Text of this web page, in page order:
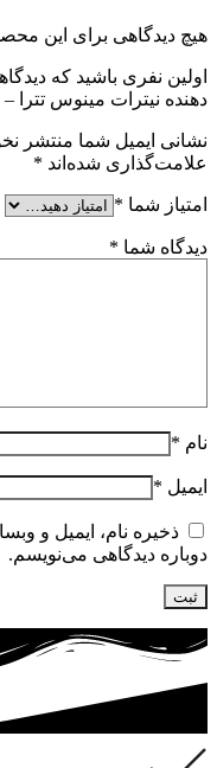
هیچ دیدگاهی برای این
اولین نفری باشید که
دهنده نیترات مینوس تترا – TETRA AQUA NITRATE MINUS”
نشانی ایمیل شما منتشر
علامت‌گذاری شده‌اند *
امتیاز شما *
دیدگاه شما *
نام *
ایمیل *
ذخیره نام، ایمیل و
دوباره دیدگاهی می‌نویسم.